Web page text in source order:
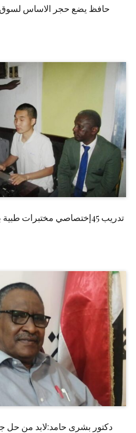
حافظ يضع حجر الاساس لسوق
تدريب 45إختصاصي مختبرات
دكتور بشرى حامد:لابد من حل